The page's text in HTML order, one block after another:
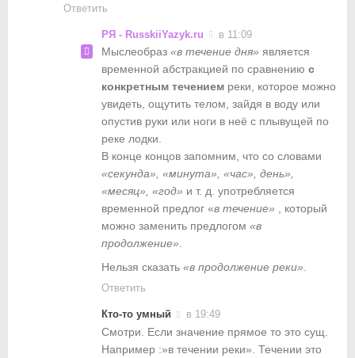
Ответить
РЯ - RusskiiYazyk.ru в 11:09
Мыслеобраз «в течение дня» является
временной абстракцией по сравнению с
конкретным течением реки, которое можно
увидеть, ощутить телом, зайдя в воду или
опустив руки или ноги в неё с плывущей по
реке лодки.
В конце концов запомним, что со словами
«секунда», «минута», «час», день»,
«месяц», «год» и т. д. употребляется
временной предлог «в течение» , который
можно заменить предлогом «в
продолжение».
Нельзя сказать «в продолжение реки».
Ответить
Кто-то умный в 19:49
Смотри. Если значение прямое то это сущ.
Например :»в течении реки». Течении это